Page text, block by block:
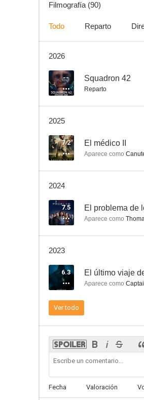
Filmografía (90)
Todo Reparto
2026
-- Squadron 42
Reparto
2025
7.2 El médico II
Aparece como
2024
7.5 El problema de
Aparece como
2023
6.3 El último viaje
Aparece como
Ver todo
Fecha Valoración